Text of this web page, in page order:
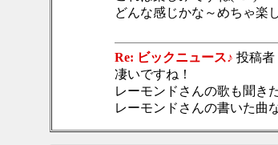
どんな感じかな～めちゃ楽
Re: ビックニュース♪ 投稿者
凄いですね！
レーモンドさんの歌も聞き
レーモンドさんの書いた曲